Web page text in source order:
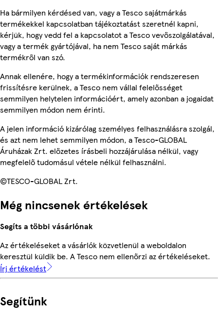
Ha bármilyen kérdésed van, vagy a Tesco sajátmárkás
termékekkel kapcsolatban tájékoztatást szeretnél kapni,
kérjük, hogy vedd fel a kapcsolatot a Tesco vevőszolgálatával,
vagy a termék gyártójával, ha nem Tesco saját márkás
termékről van szó.
Annak ellenére, hogy a termékinformációk rendszeresen
frissítésre kerülnek, a Tesco nem vállal felelősséget
semmilyen helytelen információért, amely azonban a jogaidat
semmilyen módon nem érinti.
A jelen információ kizárólag személyes felhasználásra szolgál,
és azt nem lehet semmilyen módon, a Tesco-GLOBAL
Áruházak Zrt. előzetes írásbeli hozzájárulása nélkül, vagy
megfelelő tudomásul vétele nélkül felhasználni.
©TESCO-GLOBAL Zrt.
Még nincsenek értékelések
Segíts a többi vásárlónak
Az értékeléseket a vásárlók közvetlenül a weboldalon
keresztül küldik be. A Tesco nem ellenőrzi az értékeléseket.
Írj értékelést
Segítünk